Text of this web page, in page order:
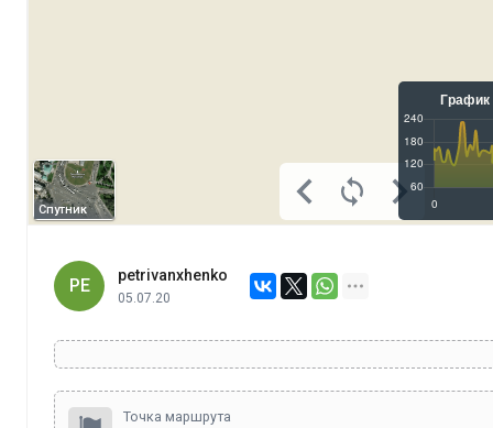
Спутник
PE
petrivanxhenko
05.07.20
Точка маршрута